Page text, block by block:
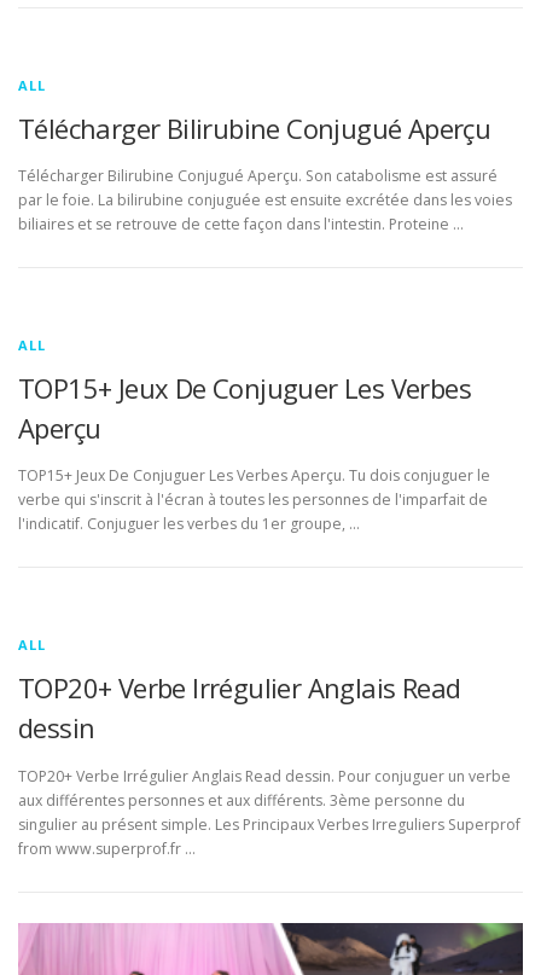
ALL
Télécharger Bilirubine Conjugué Aperçu
Télécharger Bilirubine Conjugué Aperçu. Son catabolisme est assuré
par le foie. La bilirubine conjuguée est ensuite excrétée dans les voies
biliaires et se retrouve de cette façon dans l'intestin. Proteine …
ALL
TOP15+ Jeux De Conjuguer Les Verbes
Aperçu
TOP15+ Jeux De Conjuguer Les Verbes Aperçu. Tu dois conjuguer le
verbe qui s'inscrit à l'écran à toutes les personnes de l'imparfait de
l'indicatif. Conjuguer les verbes du 1er groupe, …
ALL
TOP20+ Verbe Irrégulier Anglais Read
dessin
TOP20+ Verbe Irrégulier Anglais Read dessin. Pour conjuguer un verbe
aux différentes personnes et aux différents. 3ème personne du
singulier au présent simple. Les Principaux Verbes Irreguliers Superprof
from www.superprof.fr …